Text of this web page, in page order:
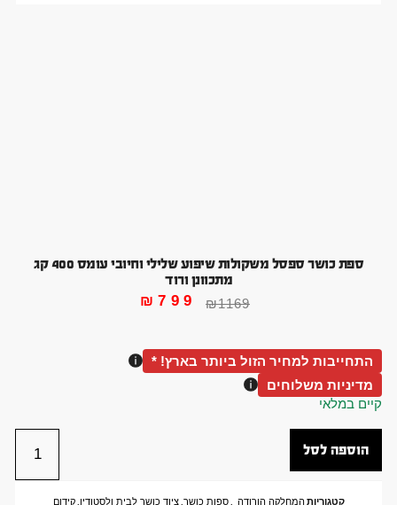
ספת כושר ספסל משקולות שיפוע שלילי וחיובי עומס 400 קג
מתכוונן ורוד
₪1169
₪799
התחייבות למחיר הזול ביותר בארץ! *
מדיניות משלוחים
קיים במלאי
הוספה לסל
קטגוריות המחלקה הורודה ,ספות כושר,ציוד כושר לבית ולסטודיו,קידום